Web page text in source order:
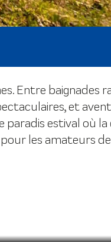
Entre baignades
et
estival où la
les amateurs de